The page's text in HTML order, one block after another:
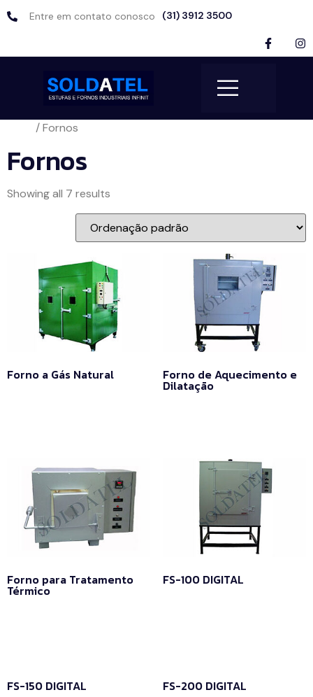
Entre em contato conosco (31) 3912 3500
/ Fornos
Fornos
Showing all 7 results
Forno a Gás Natural Forno de Aquecimento e
Dilatação
Forno para Tratamento
Térmico
FS-100 DIGITAL
FS-150 DIGITAL FS-200 DIGITAL